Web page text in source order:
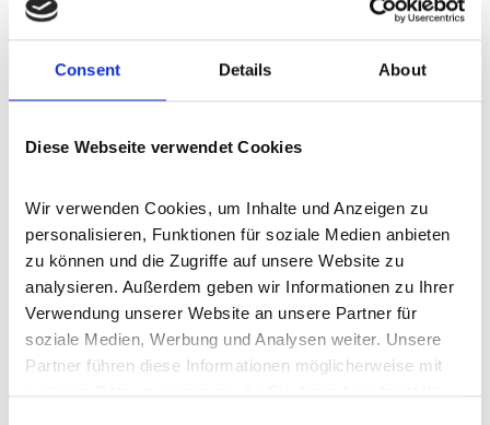
Consent Details About
Diese Webseite verwendet Cookies
Wir verwenden Cookies, um Inhalte und Anzeigen zu
personalisieren, Funktionen für soziale Medien anbieten
zu können und die Zugriffe auf unsere Website zu
analysieren. Außerdem geben wir Informationen zu Ihrer
Verwendung unserer Website an unsere Partner für
soziale Medien, Werbung und Analysen weiter. Unsere
Partner führen diese Informationen möglicherweise mit
weiteren Daten zusammen, die Sie ihnen bereitgestellt
Jünkerath
Freistehendes Einfamilienhaus in Jünkerath
Einfamilienhaus
0 m²
VERKAUFT